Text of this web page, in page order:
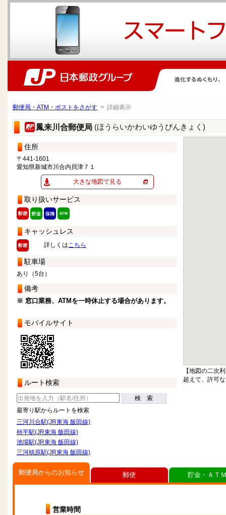
郵便局・ATM・ポストをさがす > 詳細表示
鳳来川合郵便局 (ほうらいかわいゆうびんきょく)
住所
〒441-1601
愛知県新城市川合内貝津７１
大きな地図で見る
取り扱いサービス
キャッシュレス
詳しくはこちら
駐車場
あり（5台）
備考
※ 窓口業務、ATMを一時休止する場合があります。
モバイルサイト
ルート検索
検 索
最寄り駅からルートを検索
三河川合駅(JR東海 飯田線)
柿平駅(JR東海 飯田線)
池場駅(JR東海 飯田線)
三河槙原駅(JR東海 飯田線)
【地図の二次
超えて、許可
郵便局からのお知らせ
営業時間
郵便 貯金・ＡＴ